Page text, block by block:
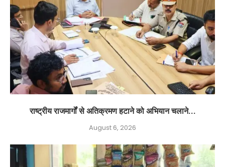
राष्ट्रीय राजमार्गों से अतिक्रमण हटाने को अभियान चलाने...
August 6, 2026